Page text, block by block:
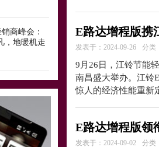
商峰会：
，地暖机走
E路达增程版携
发表于：2024-09-26 分类
9月26日，江铃节能
南昌盛大举办。江铃
惊人的经济性能重新
E路达增程版领
发表于：2024-09-02 分类